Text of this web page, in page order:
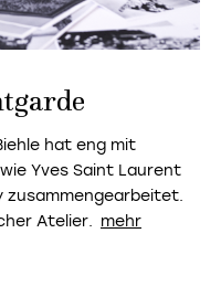
hat eng mit
Yves Saint Laurent
zusammengearbeitet.
Atelier.